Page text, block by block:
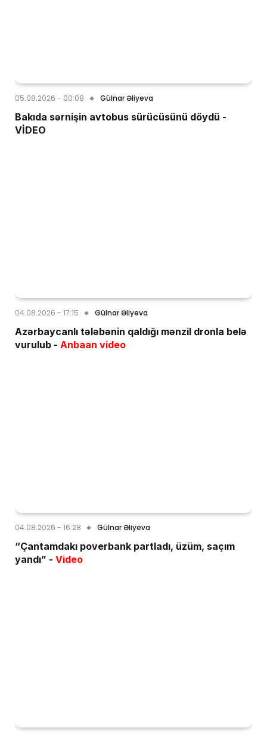
05.08.2026 - 00:08 Gülnar Əliyeva
Bakıda sərnişin avtobus sürücüsünü döydü -
VİDEO
04.08.2026 - 17:15 Gülnar Əliyeva
Azərbaycanlı tələbənin qaldığı mənzil dronla belə
vurulub - Anbaan video
04.08.2026 - 16:28 Gülnar Əliyeva
“Çantamdakı poverbank partladı, üzüm, saçım
yandı” - Video